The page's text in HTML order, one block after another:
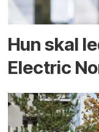
Hun skal
Electric